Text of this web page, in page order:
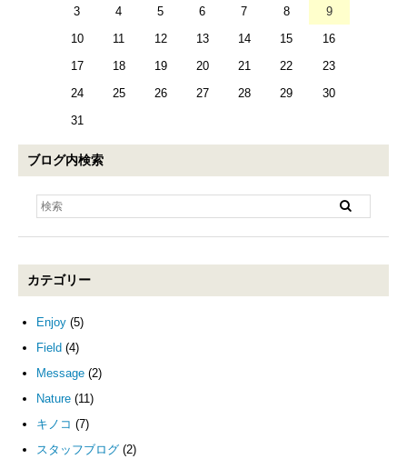
3
4 5 6 7 8
9
10
11 12 13 14 15
16
17
18 19 20 21 22
23
24
25 26 27 28 29
30
31
ブログ内検索
カテゴリー
Enjoy (5)
Field (4)
Message (2)
Nature (11)
キノコ (7)
スタッフブログ (2)